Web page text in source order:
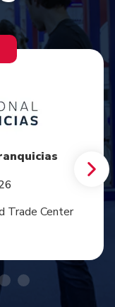
Trade Center